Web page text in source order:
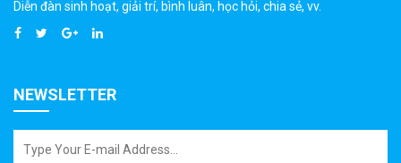
Diễn đàn sinh hoạt, giải trí, bình luân, học hỏi, chia sẻ, vv.
NEWSLETTER